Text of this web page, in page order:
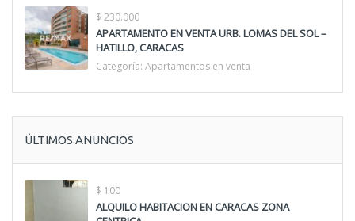
$ 230.000
APARTAMENTO EN VENTA URB. LOMAS DEL SOL –
HATILLO, CARACAS
Categoría: Apartamentos en venta
ÚLTIMOS ANUNCIOS
$ 100
ALQUILO HABITACION EN CARACAS ZONA